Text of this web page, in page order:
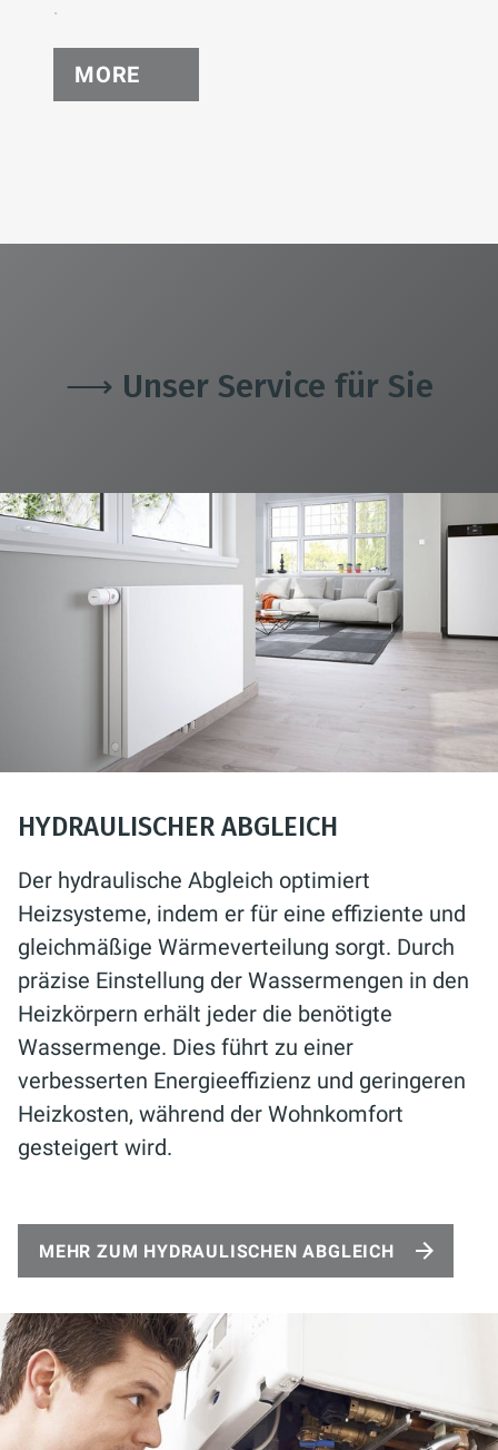
.
MORE
⟶ Unser Service für Sie
HYDRAULISCHER ABGLEICH
Der hydraulische Abgleich optimiert
Heizsysteme, indem er für eine effiziente und
gleichmäßige Wärmeverteilung sorgt. Durch
präzise Einstellung der Wassermengen in den
Heizkörpern erhält jeder die benötigte
Wassermenge. Dies führt zu einer
verbesserten Energieeffizienz und geringeren
Heizkosten, während der Wohnkomfort
gesteigert wird.
MEHR ZUM HYDRAULISCHEN ABGLEICH